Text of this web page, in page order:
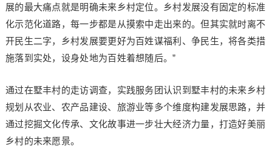
展的最大痛点就是明确未来乡村定位。乡村发展没有固定的标准
化示范化道路，每一步都是从摸索中走出来的。但其实就时离不
开民生二字，乡村发展要更好为百姓谋福利、争民生，将各类措
施落到实处，设身处地为百姓着想随后。”
通过在墅丰村的走访调查，实践服务团认识到墅丰村的未来乡村
规划从农业、农产品建设、旅游业等多个维度构建发展思路，并
通过挖掘文化传承、文化故事进一步壮大经济力量，打造好美丽
乡村的未来愿景。